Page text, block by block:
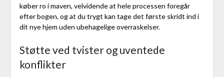
køber ro i maven, velvidende at hele processen foregår
efter bogen, og at du trygt kan tage det første skridt ind i
dit nye hjem uden ubehagelige overraskelser.
Støtte ved tvister og uventede
konflikter